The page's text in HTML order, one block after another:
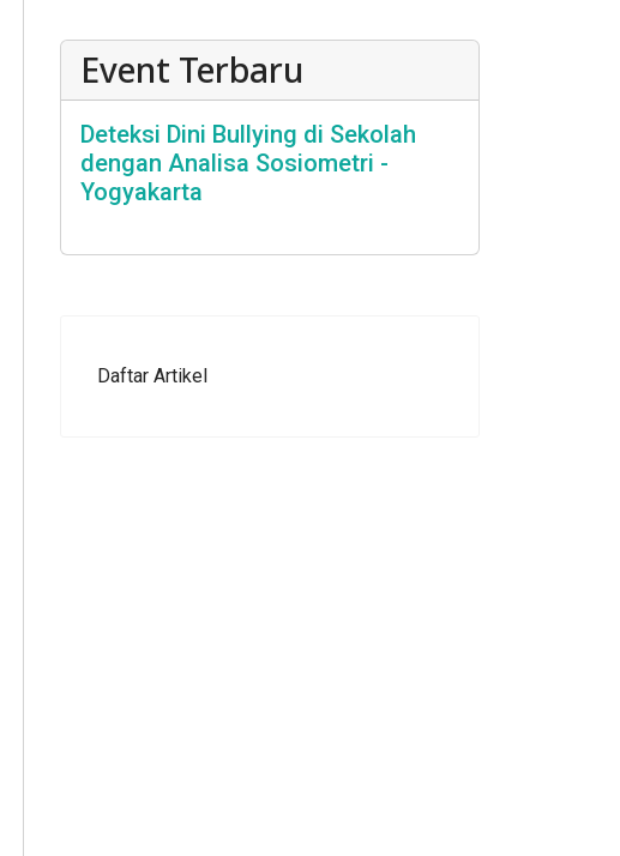
Event Terbaru
Deteksi Dini Bullying di Sekolah
dengan Analisa Sosiometri -
Yogyakarta
Daftar Artikel